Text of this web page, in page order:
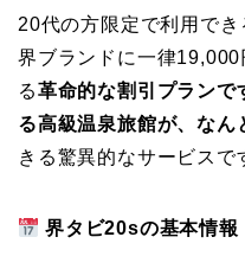
20代の方限定で利用で
界ブランドに一律
る革命的な割引プランで
る高級温泉旅館が、なん
きる驚異的なサービスで
界タビ20sの基本情報